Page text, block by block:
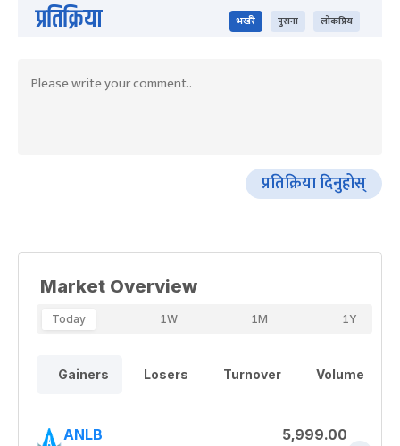
प्रतिक्रिया भर्खरै पुराना लोकप्रिय
प्रतिक्रिया दिनुहोस्